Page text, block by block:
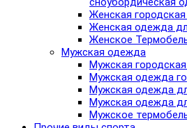
Женская
Женская одежда
Женское
Мужская одежда
Мужская
Мужская одежда
Мужская одежда
Мужская одежда
Мужское